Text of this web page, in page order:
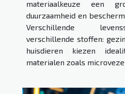
materiaalkeuze een
duurzaamheid en
Verschillende
verschillende stoffen:
huisdieren kiezen
materialen zoals